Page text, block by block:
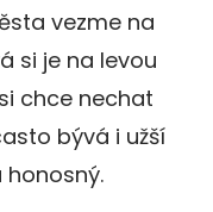
vezme na
si je na levou
chce nechat
bývá i užší
honosný.